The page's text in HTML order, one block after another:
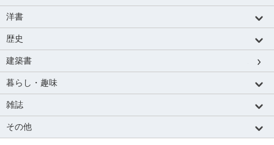
洋書
歴史
建築書
暮らし・趣味
雑誌
その他